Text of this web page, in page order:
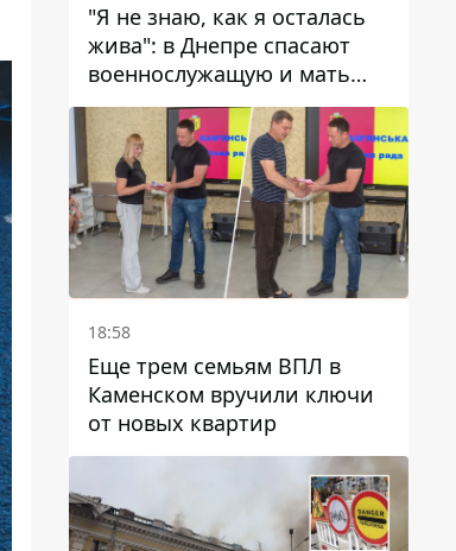
"Я не знаю, как я осталась
жива": в Днепре спасают
военнослужащую и мать
четверых детей, которую
ранил КАБ
18:58
Еще трем семьям ВПЛ в
Каменском вручили ключи
от новых квартир